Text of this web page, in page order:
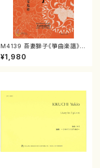
M4139 吾妻獅子《箏曲楽譜》
（箏/宮城道雄著・宮城宗家監修/
箏曲古典楽譜）
¥1,980